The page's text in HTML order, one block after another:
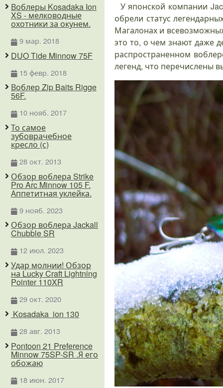
У японской компании
обрели статус
Магалонах и
это то, о чем знают даже
распространенном
легенд, что перечислены
Воблеры Kosadaka Ion
XS - мелководные
охотники за окунем.
9 мар. 2018
DUO Tide Minnow 75F
15 февр. 2018
Воблер Zip Baits Rigge
56F.
10 нояб. 2017
То самое
зубоврачебное
кресло (с)
28 окт. 2013
Обзор воблера Strike
Pro Arc Minnow 105 F.
Аппетитная уклейка.
9 нояб. 2023
Обзор воблера Jackall
Chubble SR
12 июл. 2023
Удар молнии! Обзор
на Lucky Craft Lightning
Pointer 110XR
29 окт. 2020
Kosadaka ion 130
28 авг. 2013
Pontoon 21 Preference
Minnow 75SP-SR .Я его
обожаю
18 июн. 2017